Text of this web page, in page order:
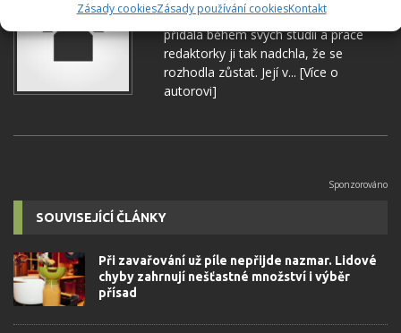
Zásady cookiesZásady používání cookiesKontakt
Do redakce Bydlimeutulne.cz se
přidala během svých studií a práce
redaktorky ji tak nadchla, že se
rozhodla zůstat. Její v... [Více o
autorovi]
SOUVISEJÍCÍ ČLÁNKY
Při zavařování už píle nepřijde nazmar. Lidové
chyby zahrnují nešťastné množství i výběr
přísad